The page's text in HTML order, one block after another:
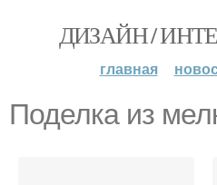
ДИЗАЙН /
главная
Поделка из